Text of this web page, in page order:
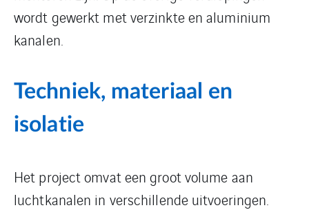
wordt gewerkt met verzinkte en aluminium
kanalen.
Techniek, materiaal en
isolatie
Het project omvat een groot volume aan
luchtkanalen in verschillende uitvoeringen.